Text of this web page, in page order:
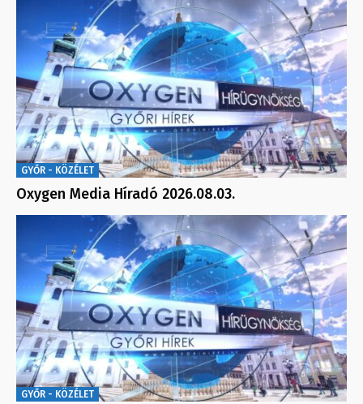
GYŐR - KÖZÉLET
Oxygen Media Híradó 2026.08.03.
GYŐR - KÖZÉLET